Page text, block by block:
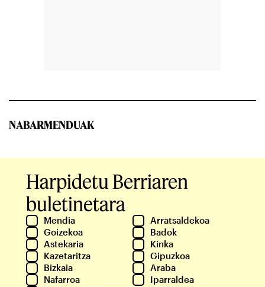
NABARMENDUAK
Harpidetu Berriaren
buletinetara
Mendia
Arratsaldekoa
Goizekoa
Badok
Astekaria
Kinka
Kazetaritza
Gipuzkoa
Bizkaia
Araba
Nafarroa
Iparraldea